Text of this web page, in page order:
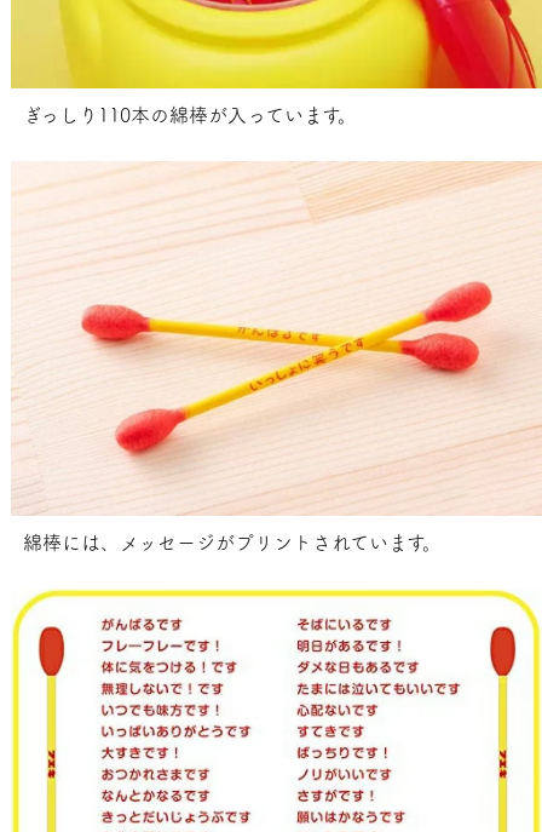
ぎっしり110本の綿棒が入っています。
綿棒には、メッセージがプリントされています。